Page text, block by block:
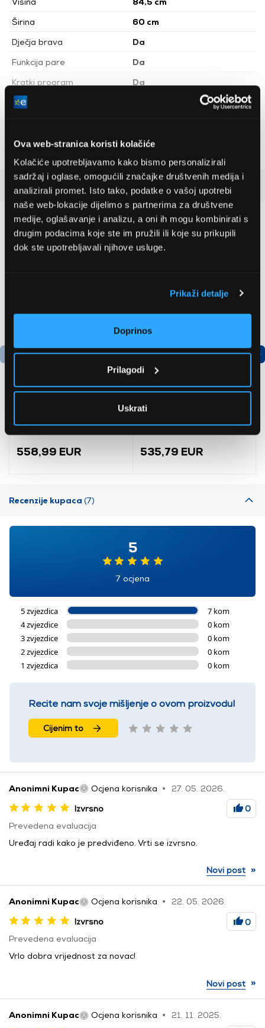
Ova web-stranica koristi kolačiće
Kolačiće upotrebljavamo kako bismo personalizirali
sadržaj i oglase, omogućili značajke društvenih medija i
analizirali promet. Isto tako, podatke o vašoj upotrebi
naše web-lokacije dijelimo s partnerima za društvene
medije, oglašavanje i analizu, a oni ih mogu kombinirati s
drugim podacima koje ste im pružili ili koje su prikupili
dok ste upotrebljavali njihove usluge.
Prikaži detalje
Doprinos
Prilagodi
Uskrati
Širina
60 cm
Dječja brava
Da
Funkcija pare
Da
Kratki program
Da
Zaštita od plavljenja vodom
Čišćenje bubnja
Da
Boja
Bijela
Vrsta perilice rublja
Perilica rublja s prednjim
punjenjem
Da
Detaljan opis
Preporučujemo za vas
FFWDB976258SVE
Perilica rublja, sušilica
558,99 EUR
Bosch
AdvancedAquatak 160
visokotlačni perač
(06008A7800)
535,79 EUR
Recenzije kupaca (7)
5
7 ocjena
5 zvjezdica
7 kom
4 zvjezdice
0 kom
3 zvjezdice
0 kom
2 zvjezdice
0 kom
1 zvjezdica
0 kom
Recite nam svoje mišljenje o ovom proizvodu!
Cijenim to
Anonimni Kupac Ocjena korisnika
27. 05. 2026.
Izvrsno
0
Prevedena evaluacija
Uređaj radi kako je predviđeno. Vrti se izvrsno.
Novi post »
Anonimni Kupac Ocjena korisnika
22. 05. 2026.
Izvrsno
0
Prevedena evaluacija
Vrlo dobra vrijednost za novac!
Novi post »
Anonimni Kupac Ocjena korisnika
21. 11. 2025.